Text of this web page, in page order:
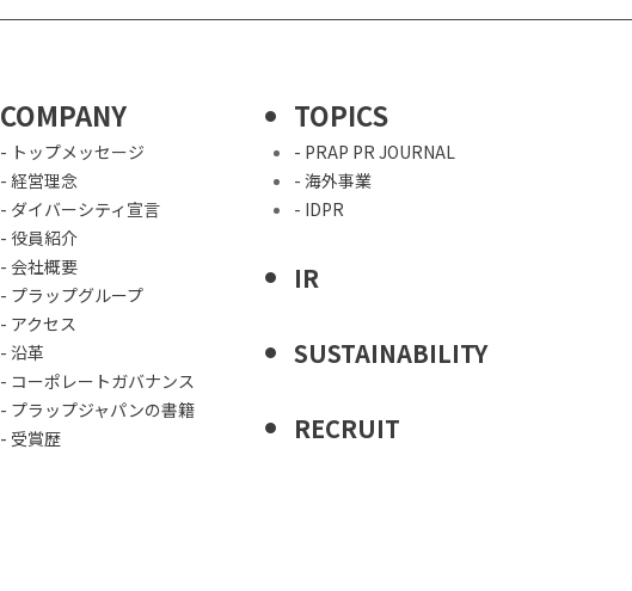
COMPANY
- トップメッセージ
- 経営理念
- ダイバーシティ宣言
- 役員紹介
- 会社概要
- プラップグループ
- アクセス
- 沿革
- コーポレートガバナンス
- プラップジャパンの書籍
- 受賞歴
TOPICS
- PRAP PR JOURNAL
- 海外事業
- IDPR
IR
SUSTAINABILITY
RECRUIT